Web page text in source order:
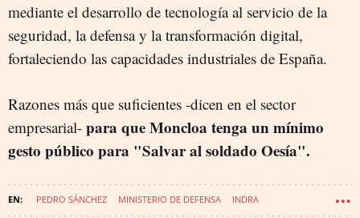
mediante el desarrollo de tecnología al servicio de la
seguridad, la defensa y la transformación digital,
fortaleciendo las capacidades industriales de España.
Razones más que suficientes -dicen en el sector
empresarial- para que Moncloa tenga un mínimo
gesto público para "Salvar al soldado Oesía".
PEDRO SÁNCHEZ MINISTERIO DE DEFENSA INDRA